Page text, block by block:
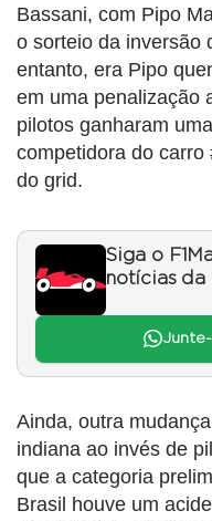
Bassani, com Pipo
o sorteio da inversão
entanto, era Pipo
em uma penalização
pilotos ganharam
competidora do
do grid.
Siga o
notícias da
Ainda, outra
indiana ao invés de
que a categoria
Brasil houve um